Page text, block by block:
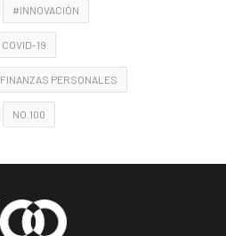
#INNOVACIÓN
COVID-19
FINANZAS PERSONALES
NO.100